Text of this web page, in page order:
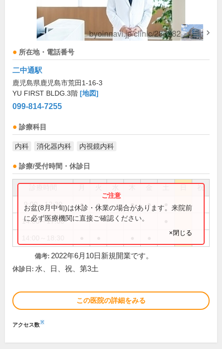
所在地・電話番号
二中通駅
鹿児島県鹿児島市荒田1-16-3
YU FIRST BLDG.3階 [地図]
099-814-7255
診療科目
内科 消化器内科 内視鏡内科
診療/受付時間・休診日
祝
9:00～12:30 ● ● ● ●
14:00～17:00
お盆(8月中旬)は休診・休業の場合があります。来院前
に必ず医療機関に直接ご確認ください。
×閉じる
備考: 2022年6月10日新規開業です。
休診日: 水、日、祝、第3土
この医院の詳細をみる
アクセス数※